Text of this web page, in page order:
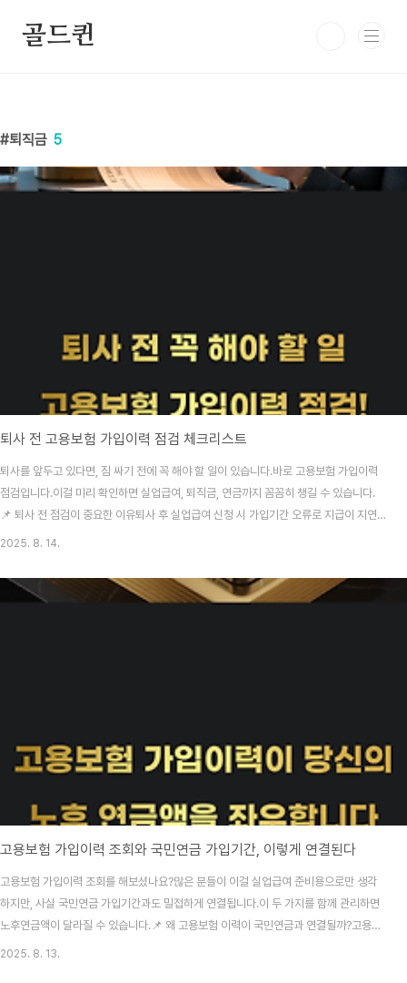
골드퀸
퇴직금 5
퇴사 전 고용보험 가입이력 점검 체크리스트
퇴사를 앞두고 있다면, 짐 싸기 전에 꼭 해야 할 일이 있습니다.바로 고용보험 가입이력
점검입니다.이걸 미리 확인하면 실업급여, 퇴직금, 연금까지 꼼꼼히 챙길 수 있습니다.
📌 퇴사 전 점검이 중요한 이유퇴사 후 실업급여 신청 시 가입기간 오류로 지급이 지연
될 수 있음국민연금 가입기간과도 연결되어 노후 연금액에 영향퇴직금 계산 시 누락된
또는 근로복지공단 토탈서비스 이용가입·상실일, 사업장명 확인최근 18개월 가입일수
확인실업급여 수급 조건(180일 이상) 충족 여부 확인국민연금 가입기간 비교국민연금
2025. 8. 14.
고용보험 가입이력 조회와 국민연금 가입기간, 이렇게 연결된다
고용보험 가입이력 조회를 해보셨나요?많은 분들이 이걸 실업급여 준비용으로만 생각
하지만, 사실 국민연금 가입기간과도 밀접하게 연결됩니다.이 두 가지를 함께 관리하면
노후연금액이 달라질 수 있습니다.📌 왜 고용보험 이력이 국민연금과 연결될까?고용보
험은 근로자 4대보험 중 하나입니다.일반적으로 고용보험 가입 = 국민연금 가입이 동시
2025. 8. 13.